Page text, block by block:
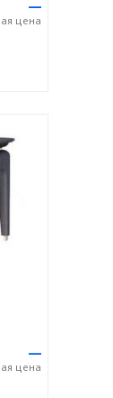
—
цена
33-84
—
цена
33-84